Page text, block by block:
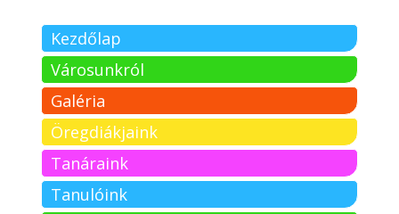
Kezdőlap
Városunkról
Galéria
Öregdiákjaink
Tanáraink
Tanulóink